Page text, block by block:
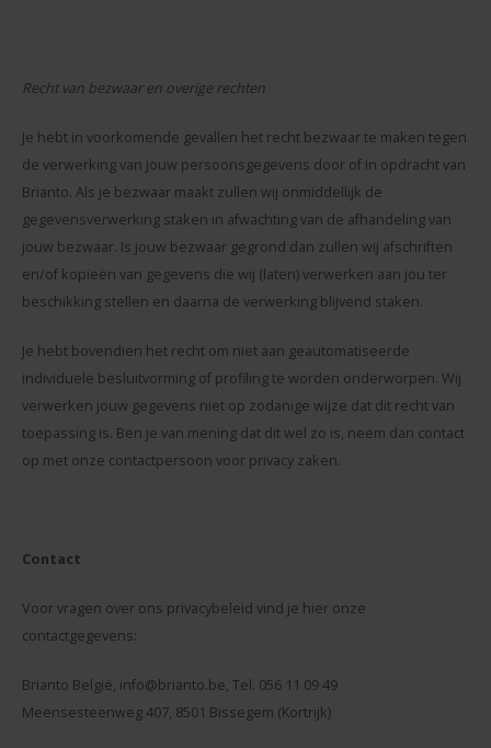
Recht van bezwaar en overige rechten
Je hebt in voorkomende gevallen het recht bezwaar te maken tegen
de verwerking van jouw persoonsgegevens door of in opdracht van
Brianto. Als je bezwaar maakt zullen wij onmiddellijk de
gegevensverwerking staken in afwachting van de afhandeling van
jouw bezwaar. Is jouw bezwaar gegrond dan zullen wij afschriften
en/of kopieën van gegevens die wij (laten) verwerken aan jou ter
beschikking stellen en daarna de verwerking blijvend staken.
Je hebt bovendien het recht om niet aan geautomatiseerde
individuele besluitvorming of profiling te worden onderworpen. Wij
verwerken jouw gegevens niet op zodanige wijze dat dit recht van
toepassing is. Ben je van mening dat dit wel zo is, neem dan contact
op met onze contactpersoon voor privacy zaken.
Contact
Voor vragen over ons privacybeleid vind je hier onze
contactgegevens:
Brianto België, info@brianto.be, Tel. 056 11 09 49
Meensesteenweg 407, 8501 Bissegem (Kortrijk)